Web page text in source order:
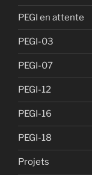
PEGI en attente
PEGI-03
PEGI-07
PEGI-12
PEGI-16
PEGI-18
Projets